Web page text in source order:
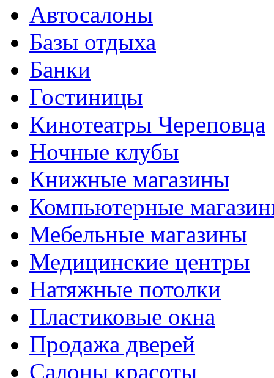
Автосалоны
Базы отдыха
Банки
Гостиницы
Кинотеатры Череповца
Ночные клубы
Книжные магазины
Компьютерные
Мебельные магазины
Медицинские центры
Натяжные потолки
Пластиковые окна
Продажа дверей
Салоны красоты